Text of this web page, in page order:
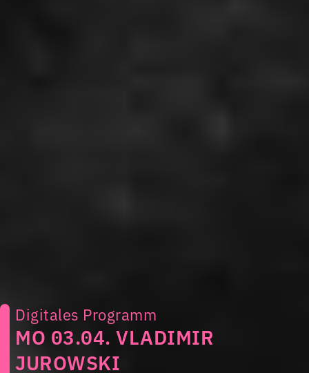
Digitales Programm
MO 03.04. VLADIMIR
JUROWSKI